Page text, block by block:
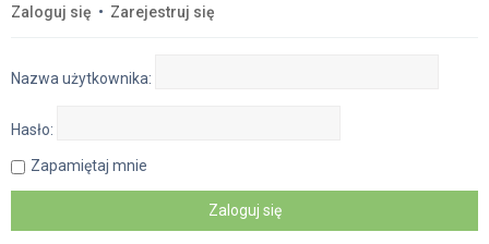
Zaloguj się • Zarejestruj się
Nazwa użytkownika:
Hasło:
Zapamiętaj mnie